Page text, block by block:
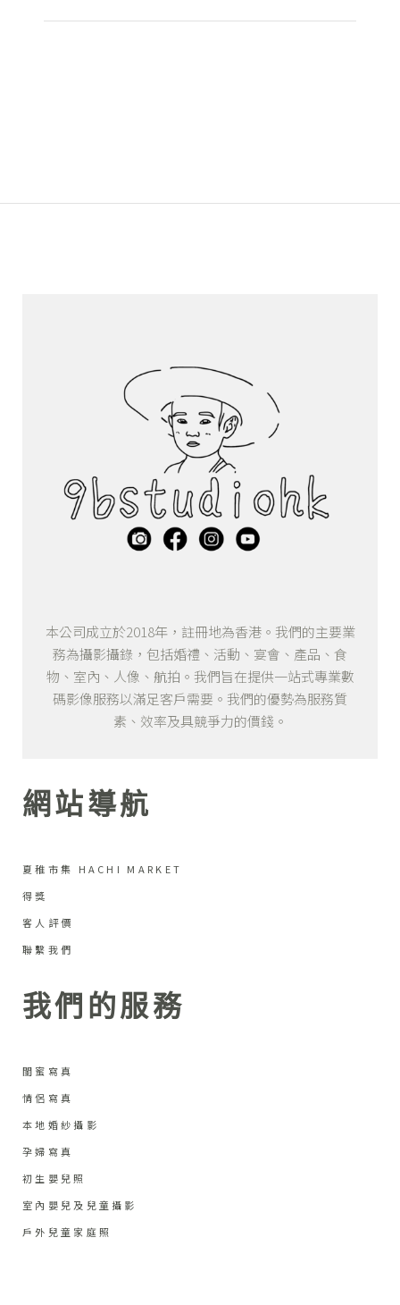
本公司成立於2018年，註冊地為香港。我們的主要業
務為攝影攝錄，包括婚禮、活動、宴會、產品、食
物、室內、人像、航拍。我們旨在提供一站式專業數
碼影像服務以滿足客戶需要。我們的優勢為服務質
素、效率及具競爭力的價錢。
網站導航
夏稚市集 HACHI MARKET
得獎
客人評價
聯繫我們
我們的服務
閨蜜寫真
情侶寫真
本地婚紗攝影
孕婦寫真
初生嬰兒照
室內嬰兒及兒童攝影
戶外兒童家庭照